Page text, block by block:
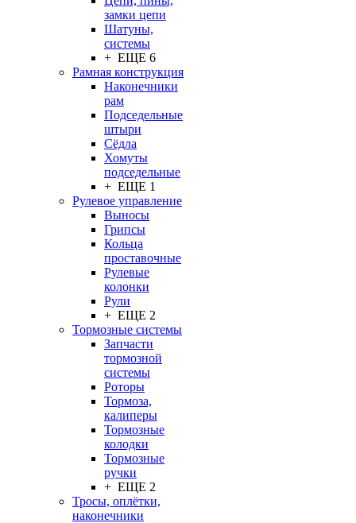
замки цепи
Шатуны,
системы
+ ЕЩЕ 6
Рамная конструкция
Наконечники
рам
Подседельные
штыри
Сёдла
Хомуты
подседельные
+ ЕЩЕ 1
Рулевое управление
Выносы
Грипсы
Кольца
проставочные
Рулевые
колонки
Рули
+ ЕЩЕ 2
Тормозные системы
Запчасти
тормозной
системы
Роторы
Тормоза,
калиперы
Тормозные
колодки
Тормозные
ручки
+ ЕЩЕ 2
Тросы, оплётки,
наконечники